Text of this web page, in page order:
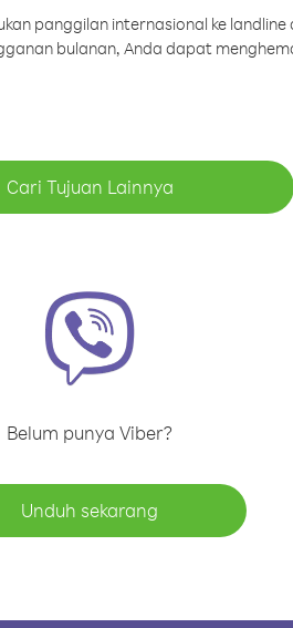
panggilan internasional ke
bulanan, Anda dapat
Cari Tujuan Lainnya
Belum punya Viber?
Unduh sekarang